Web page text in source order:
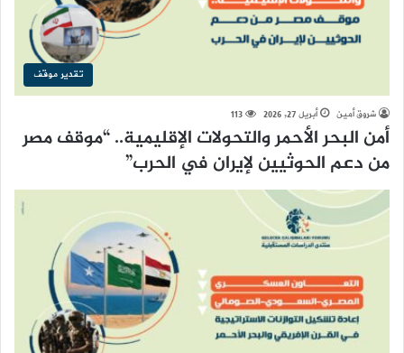
تقدير موقف
شروق أمين أبريل 27, 2026 113
أمن البحر الأحمر والتحولات الإقليمية.. “موقف مصر
من دعم الحوثيين لإيران في الحرب”